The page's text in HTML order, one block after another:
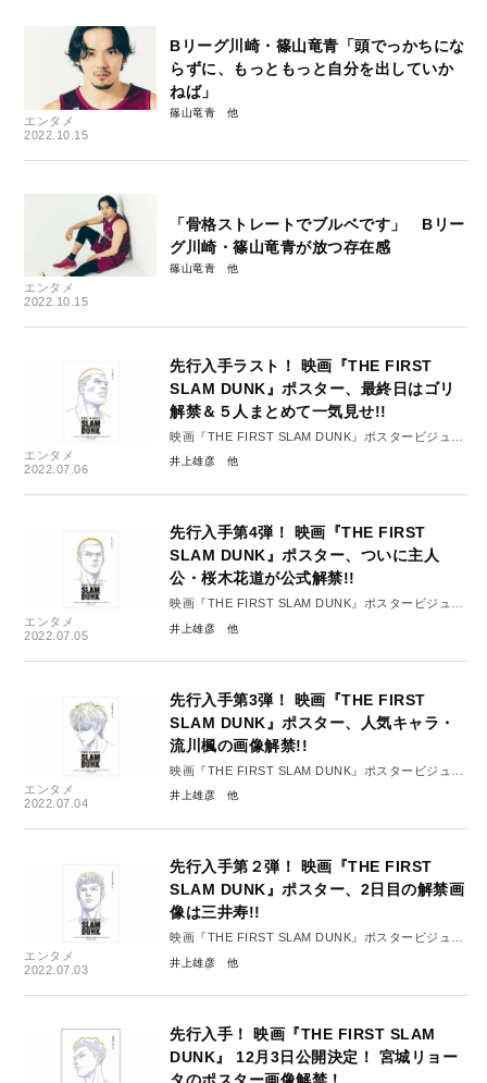
エンタメ
2022.10.15
Bリーグ川崎・篠山竜青「頭でっかちにな
らずに、もっともっと自分を出していか
ねば」
篠山竜青
エンタメ
2022.10.15
「骨格ストレートでブルベです」 Bリー
グ川崎・篠山竜青が放つ存在感
篠山竜青
エンタメ
2022.07.06
先行入手ラスト！ 映画『THE FIRST
SLAM DUNK』ポスター、最終日はゴリ
解禁＆５人まとめて一気見せ!!
映画『THE FIRST SLAM DUNK』ポスタービジュア
ル ＃5
井上雄彦
エンタメ
2022.07.05
先行入手第4弾！ 映画『THE FIRST
SLAM DUNK』ポスター、ついに主人
公・桜木花道が公式解禁!!
映画『THE FIRST SLAM DUNK』ポスタービジュア
ル ＃4
井上雄彦
エンタメ
2022.07.04
先行入手第3弾！ 映画『THE FIRST
SLAM DUNK』ポスター、人気キャラ・
流川楓の画像解禁!!
映画『THE FIRST SLAM DUNK』ポスタービジュア
ル ＃3
井上雄彦
エンタメ
2022.07.03
先行入手第２弾！ 映画『THE FIRST
SLAM DUNK』ポスター、2日目の解禁画
像は三井寿!!
映画『THE FIRST SLAM DUNK』ポスタービジュア
ル ＃2
井上雄彦
先行入手！ 映画『THE FIRST SLAM
DUNK』 12月3日公開決定！ 宮城リョー